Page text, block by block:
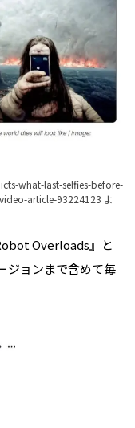
what-last-selfies-before-
article-93224123 よ
Overloads』と
ジョンまで含めて毎